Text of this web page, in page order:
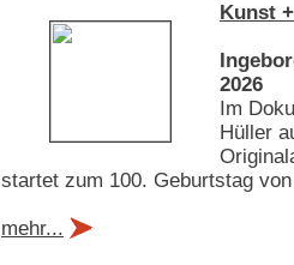
Kunst
2026
Im
Hüller
startet zum 100. Geburtstag
mehr...